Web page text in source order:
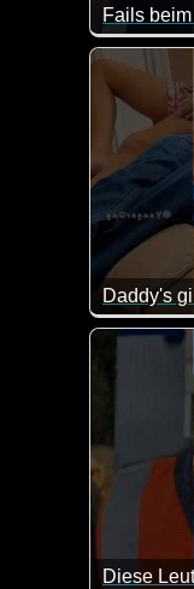
Fails
Daddy's
Diese